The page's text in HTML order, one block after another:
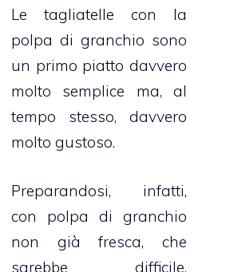
Le tagliatelle con la
polpa di granchio sono
un primo piatto davvero
molto semplice ma, al
tempo stesso, davvero
molto gustoso.
Preparandosi, infatti,
con polpa di granchio
non già fresca, che
sarebbe difficile,